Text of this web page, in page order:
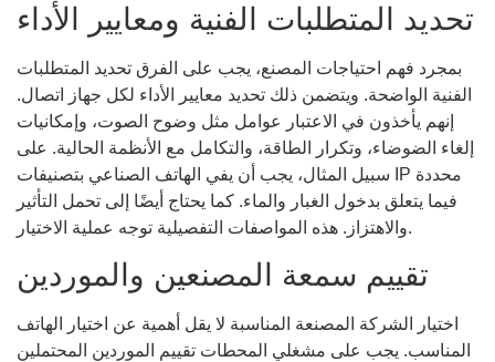
تحديد المتطلبات الفنية ومعايير الأداء
بمجرد فهم احتياجات المصنع، يجب على الفرق تحديد المتطلبات
الفنية الواضحة. ويتضمن ذلك تحديد معايير الأداء لكل جهاز اتصال.
إنهم يأخذون في الاعتبار عوامل مثل وضوح الصوت، وإمكانيات
إلغاء الضوضاء، وتكرار الطاقة، والتكامل مع الأنظمة الحالية. على
سبيل المثال، يجب أن يفي الهاتف الصناعي بتصنيفات IP محددة
فيما يتعلق بدخول الغبار والماء. كما يحتاج أيضًا إلى تحمل التأثير
والاهتزاز. هذه المواصفات التفصيلية توجه عملية الاختيار.
تقييم سمعة المصنعين والموردين
اختيار الشركة المصنعة المناسبة لا يقل أهمية عن اختيار الهاتف
المناسب. يجب على مشغلي المحطات تقييم الموردين المحتملين